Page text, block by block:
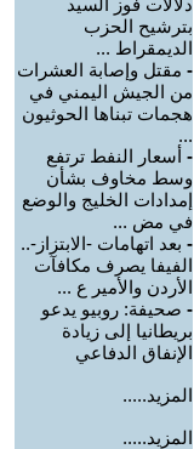
دلالات فوز السيد
بترشيح الحزب
الديمقراط ...
- مقتل وإصابة العشرات
من الجيش اليمني في
هجمات تبناها الحوثيون
...
- أسعار النفط ترتفع
وسط مخاوف بشأن
إمدادات الخليج والوضع
في مض ...
- بعد اتهامات -الابتزاز-..
الفيفا يصرف مكافآت
الأردن والأمير ع ...
- صحيفة: روبيو يدعو
بريطانيا إلى زيادة
الإنفاق الدفاعي
المزيد.....
المزيد.....